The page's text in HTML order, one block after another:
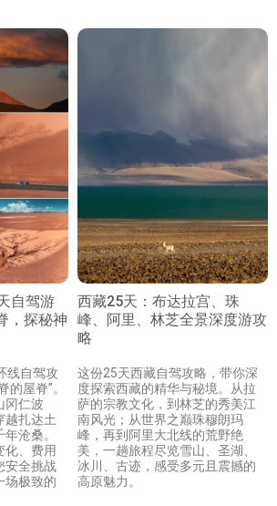
自驾游
，探秘神
线自驾攻
的屋脊”。
冈仁波
越扎达土
沧桑。
化、费用
安全挑战
场极致的
西藏25天：布达拉宫、珠
峰、阿里、林芝全景深度游攻
略
这份25天西藏自驾攻略，带你深
度探索西藏的精华与秘境。从拉
萨的宗教文化，到林芝的秀美江
南风光；从世界之巅珠穆朗玛
峰，再到阿里大北线的荒野绝
美，一趟旅程尽览雪山、圣湖、
冰川、古迹，感受多元且震撼的
高原魅力。